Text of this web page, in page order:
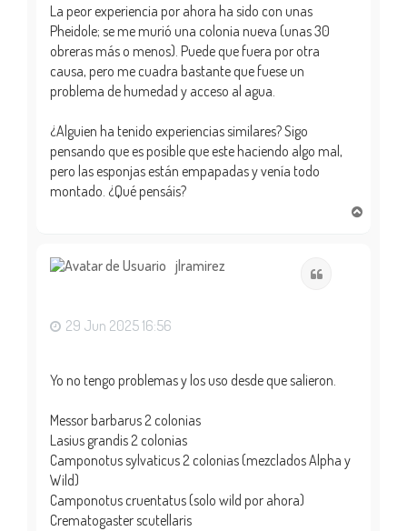
La peor experiencia por ahora ha sido con unas
Pheidole; se me murió una colonia nueva (unas 30
obreras más o menos). Puede que fuera por otra
causa, pero me cuadra bastante que fuese un
problema de humedad y acceso al agua.
¿Alguien ha tenido experiencias similares? Sigo
pensando que es posible que este haciendo algo mal,
pero las esponjas están empapadas y venía todo
montado. ¿Qué pensáis?
jlramirez
29 Jun 2025 16:56
Yo no tengo problemas y los uso desde que salieron.
Messor barbarus 2 colonias
Lasius grandis 2 colonias
Camponotus sylvaticus 2 colonias (mezclados Alpha y
Wild)
Camponotus cruentatus (solo wild por ahora)
Crematogaster scutellaris